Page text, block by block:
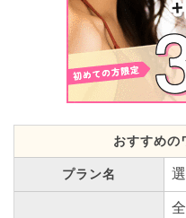
おすすめの
プラン名